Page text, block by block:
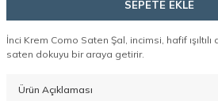
SEPETE EKLE
İnci Krem Como Saten Şal, incimsi, hafif ışıltılı
saten dokuyu bir araya getirir.
Ürün Açıklaması